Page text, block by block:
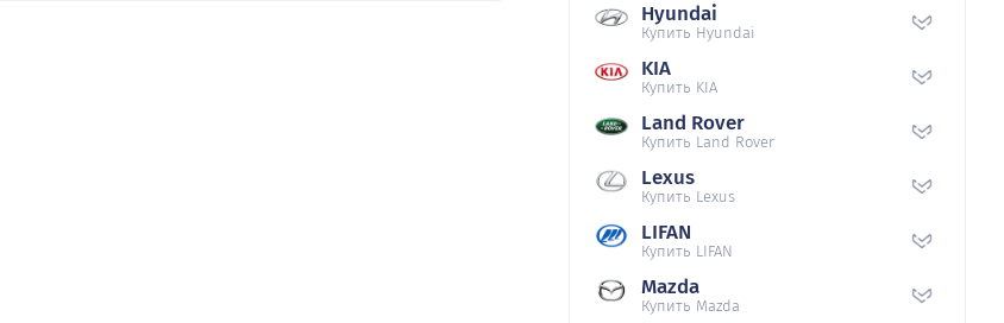
Hyundai
Купить Hyundai
KIA
Купить KIA
Land Rover
Купить Land Rover
Lexus
Купить Lexus
LIFAN
Купить LIFAN
Mazda
Купить Mazda